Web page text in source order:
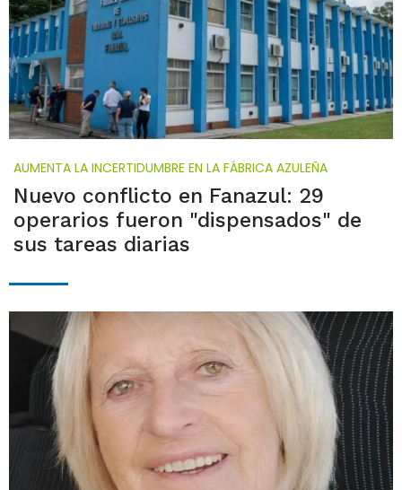
AUMENTA LA INCERTIDUMBRE EN LA FÁBRICA AZULEÑA
Nuevo conflicto en Fanazul: 29
operarios fueron "dispensados" de
sus tareas diarias